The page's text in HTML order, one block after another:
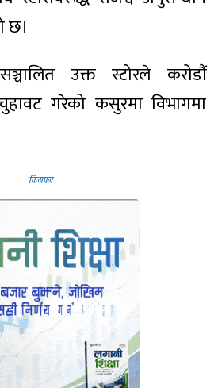
छ।
उक्त स्टोरले करोडौं
गरेको कसुरमा विभागमा